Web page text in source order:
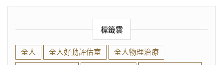
標籤雲
全人 全人好動評估室 全人物理治療